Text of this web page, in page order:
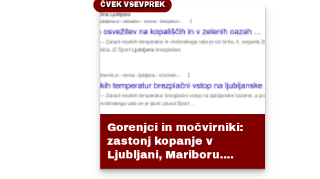
ČVEK VSEVPREK
Gorenjci in močvirniki:
zastonj kopanje v
Ljubljani, Mariboru....